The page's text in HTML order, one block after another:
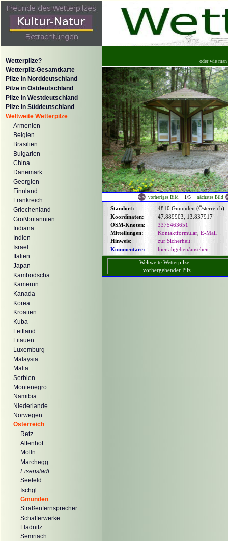
Wetterpilze?
Wetterpilz-Gesamtkarte
Pilze in Norddeutschland
Pilze in Ostdeutschland
Pilze in Westdeutschland
Pilze in Süddeutschland
Weltweite Wetterpilze
Armenien
Belgien
Brasilien
Bulgarien
China
Dänemark
Georgien
Finnland
Frankreich
Griechenland
Großbritannien
Indiana
Indien
Israel
Italien
Japan
Kambodscha
Kamerun
Kanada
Korea
Kroatien
Kuba
Lettland
Litauen
Luxemburg
Malaysia
Malta
Serbien
Montenegro
Namibia
Niederlande
Norwegen
Österreich
Retz
Altenhof
Molln
Marchegg
Eisenstadt
Seefeld
Ischgl
Gmunden
Straßenfernsprecher
Schafferwerke
Fladnitz
Semriach
oder wie
vorheriges Bild 1/5 nächstes Bild
Standort:
4810 Gmunden (Österreich)
Koordinaten:
47.889903, 13.837917
OSM-Knoten:
3375463651
Mitteilungen:
Kontaktformular E-Mail
Hinweis:
zur Sicherheit
Kommentare:
hier abgeben/ansehen
Weltweite Wetterpilze
...vorhergehender Pilz